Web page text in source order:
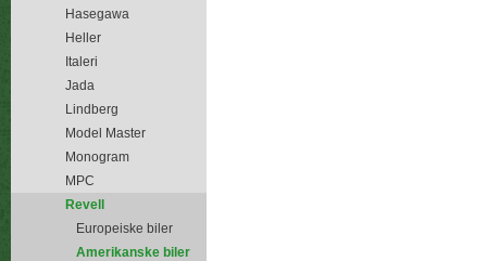
Hasegawa
Heller
Italeri
Jada
Lindberg
Model Master
Monogram
MPC
Revell
Europeiske biler
Amerikanske biler